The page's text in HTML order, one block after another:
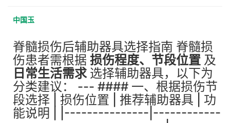
中国玉
脊髓损伤后辅助器具选择指南 脊髓损
伤患者需根据 损伤程度、节段位置 及
日常生活需求选择辅助器具，以下为
分类建议： --- #### 一、根据损伤节
段选择 | 损伤位置 | 推荐辅助器具 | 功
能说明 | |---------------|------------